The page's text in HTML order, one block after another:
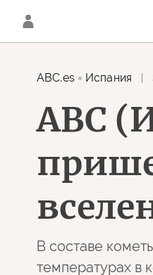
ABC.es Испания
ABC
В составе
температурах в